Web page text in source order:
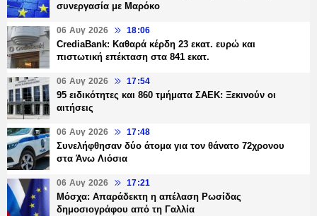
συνεργασία με Μαρόκο
06 Αυγ 2026 18:06
CrediaBank: Καθαρά κέρδη 23 εκατ. ευρώ και
πιστωτική επέκταση στα 841 εκατ.
06 Αυγ 2026 17:54
95 ειδικότητες και 860 τμήματα ΣΑΕΚ: Ξεκινούν οι
αιτήσεις
06 Αυγ 2026 17:48
Συνελήφθησαν δύο άτομα για τον θάνατο 72χρονου
στα Άνω Λιόσια
06 Αυγ 2026 17:21
Μόσχα: Απαράδεκτη η απέλαση Ρωσίδας
δημοσιογράφου από τη Γαλλία